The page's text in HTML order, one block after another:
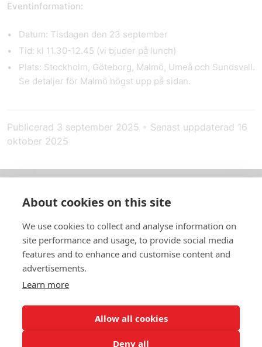
Eventinformation:
Datum: Tisdagen den 23 september
Tid: kl 11.30-12.45 (vi bjuder på lunch)
Plats: Stockholm, Göteborg, Malmö, Umeå och Sundsvall.
Se detaljer för Malmö högst upp på sidan.
Publicerad 3 september 2025 • Senast uppdaterad 16
oktober 2025
In English
Standardavtal
Snabblänkar
About cookies on this site
We use cookies to collect and analyse information on
site performance and usage, to provide social media
features and to enhance and customise content and
advertisements.
Learn more
Allow all cookies
Deny all